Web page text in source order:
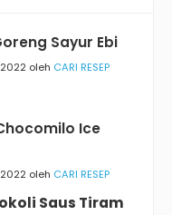
Sayur Ebi
oleh CARI RESEP
Ice
oleh CARI RESEP
Saus Tiram